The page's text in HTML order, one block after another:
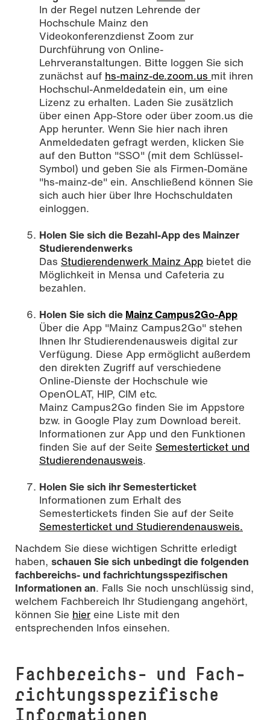
In der Regel nutzen Lehrende der
Hochschule Mainz den
Videokonferenzdienst Zoom zur
Durchführung von Online-
Lehrveranstaltungen. Bitte loggen Sie sich
zunächst auf hs-mainz-de.zoom.us mit ihren
Hochschul-Anmeldedatein ein, um eine
Lizenz zu erhalten. Laden Sie zusätzlich
über einen App-Store oder über zoom.us die
App herunter. Wenn Sie hier nach ihren
Anmeldedaten gefragt werden, klicken Sie
auf den Button "SSO" (mit dem Schlüssel-
Symbol) und geben Sie als Firmen-Domäne
"hs-mainz-de" ein. Anschließend können Sie
sich auch hier über Ihre Hochschuldaten
einloggen.
Holen Sie sich die Bezahl-App des Mainzer
Studierendenwerks
Das Studierendenwerk Mainz App bietet die
Möglichkeit in Mensa und Cafeteria zu
bezahlen.
Holen Sie sich die Mainz Campus2Go-App
Über die App "Mainz Campus2Go" stehen
Ihnen Ihr Studierendenausweis digital zur
Verfügung. Diese App ermöglicht außerdem
den direkten Zugriff auf verschiedene
Online-Dienste der Hochschule wie
OpenOLAT, HIP, CIM etc.
Mainz Campus2Go finden Sie im Appstore
bzw. in Google Play zum Download bereit.
Informationen zur App und den Funktionen
finden Sie auf der Seite Semesterticket und
Studierendenausweis.
Holen Sie sich ihr Semesterticket
Informationen zum Erhalt des
Semestertickets finden Sie auf der Seite
Semesterticket und Studierendenausweis.
Nachdem Sie diese wichtigen Schritte erledigt
haben, schauen Sie sich unbedingt die folgenden
fachbereichs- und fachrichtungsspezifischen
Informationen an. Falls Sie noch unschlüssig sind,
welchem Fachbereich Ihr Studiengang angehört,
können Sie hier eine Liste mit den
entsprechenden Infos einsehen.
Fach­be­reichs- und Fach­
rich­tungsspezifische
Informationen